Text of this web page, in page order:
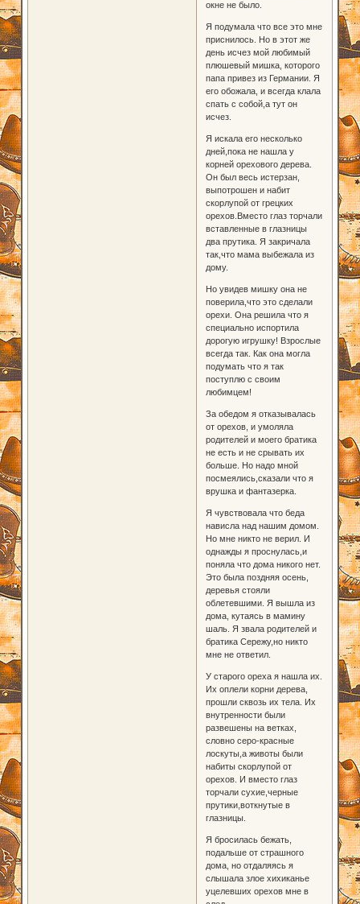
окне не было.
Я подумала что все это мне
приснилось. Но в этот же
день исчез мой любимый
плюшевый мишка, которого
папа привез из Германии. Я
его обожала, и всегда клала
спать с собой,а тут он
исчез.
Я искала его несколько
дней,пока не нашла у
корней орехового дерева.
Он был весь истерзан,
выпотрошен и набит
скорлупой от грецких
орехов.Вместо глаз торчали
вставленные в глазницы
два прутика. Я закричала
так,что мама выбежала из
дому.
Но увидев мишку она не
поверила,что это сделали
орехи. Она решила что я
специально испортила
дорогую игрушку! Взрослые
всегда так. Как она могла
подумать что я так
поступлю с своим
любимцем!
За обедом я отказывалась
от орехов, и умоляла
родителей и моего братика
не есть и не срывать их
больше. Но надо мной
посмеялись,сказали что я
врушка и фантазерка.
Я чувствовала что беда
нависла над нашим домом.
Но мне никто не верил. И
однажды я проснулась,и
поняла что дома никого нет.
Это была поздняя осень,
деревья стояли
облетевшими. Я вышла из
дома, кутаясь в мамину
шаль. Я звала родителей и
братика Сережу,но никто
мне не ответил.
У старого ореха я нашла их.
Их оплели корни дерева,
прошли сквозь их тела. Их
внутренности были
развешены на ветках,
словно серо-красные
лоскуты,а животы были
набиты скорлупой от
орехов. И вместо глаз
торчали сухие,черные
прутики,воткнутые в
глазницы.
Я бросилась бежать,
подальше от страшного
дома, но отдаляясь я
слышала злое хихиканье
уцелевших орехов мне в